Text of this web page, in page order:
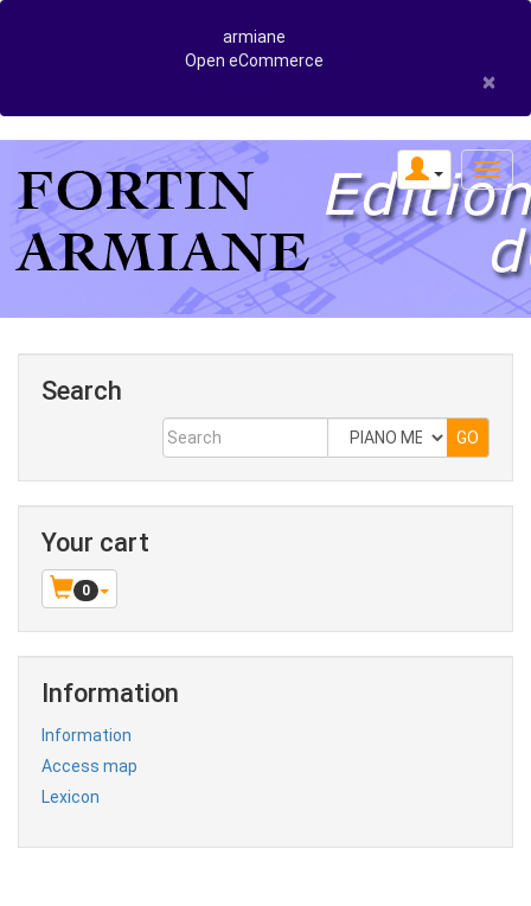
armiane
Open eCommerce
×
Search
Your cart
0
Information
Information
Access map
Lexicon